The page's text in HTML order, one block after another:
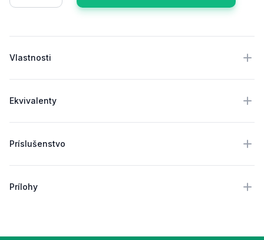
Vlastnosti
Ekvivalenty
Príslušenstvo
Prílohy